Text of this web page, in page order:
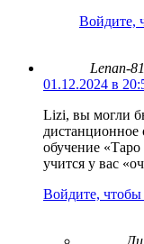
Войдите,
Lenan-81
01.12.2024 в
Lizi, вы могли
дистанционное
обучение
учится у вас
Войдите, чтобы